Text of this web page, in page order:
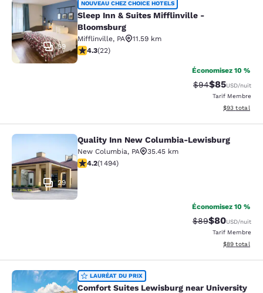
Sleep Inn & Suites Mifflinville -
59
NOUVEAU CHEZ CHOICE HOTELS
Sleep Inn & Suites Mifflinville -
Bloomsburg
Mifflinville, PA
11.59 km
4.32 étoiles. Excellent. 22 commentaires
4.3(22)
Économisez 10 %
Tarif barré :
$94Tarif réduit :
$85USD/nuit
Tarif Membre
Afficher les
$93 total
Quality Inn New Columbia-
29
Quality Inn New Columbia-Lewisburg
New Columbia, PA
35.45 km
4.15 étoiles. Très Bien. 1494 commentaires
4.2(1 494)
Économisez 10 %
Tarif barré :
$89Tarif réduit :
$80USD/nuit
Tarif Membre
Afficher les
$89 total
Comfort Suites Lewisburg near
LAURÉAT DU PRIX
Comfort Suites Lewisburg near University